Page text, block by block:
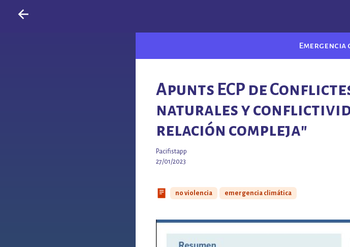
Emergencia
Apunts ECP de
naturales y
relación compleja"
Pacifistapp
27/01/2023
no violencia emergencia climática